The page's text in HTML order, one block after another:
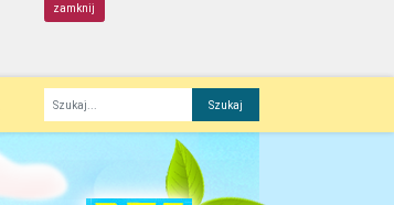
zamknij
Fraza